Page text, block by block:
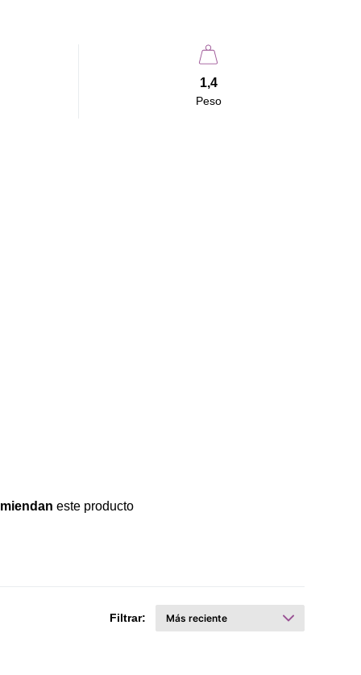
1,4
Peso
este producto
Filtrar: